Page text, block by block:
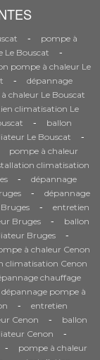
-
pompe à
Le Bouscat -
pompe à chaleur Le
-
dépannage
chaleur Le Bouscat
climatisation Le
-
ballon
Le Bouscat -
pompe à chaleur
climatisation
-
dépannage
-
dépannage
-
entretien
Bruges -
ballon
Bruges -
à chaleur Cenon
climatisation Cenon
chauffage
dépannage pompe à
-
entretien
Cenon -
ballon
Cenon -
-
pompe à chaleur